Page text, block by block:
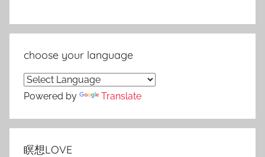
choose your language
Powered by Translate
瞑想LOVE